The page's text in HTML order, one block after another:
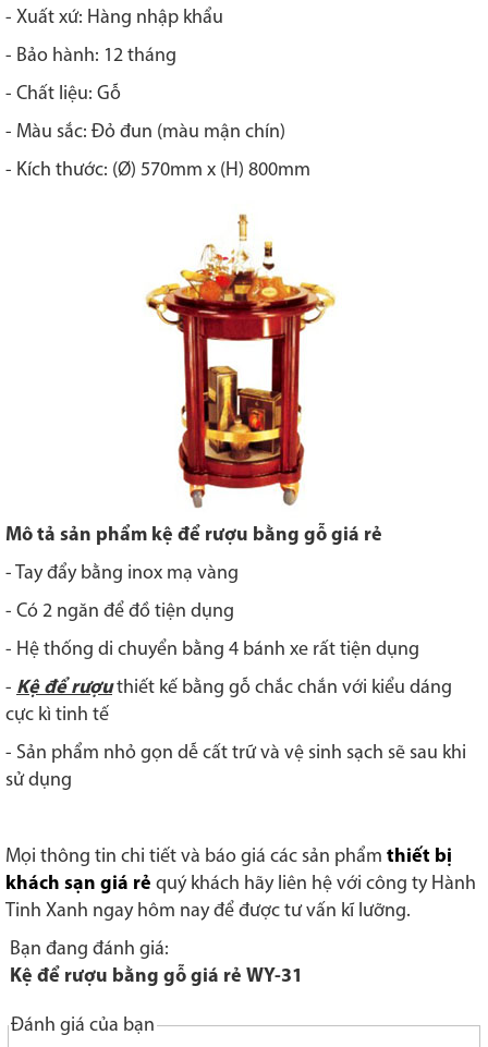
- Xuất xứ: Hàng nhập khẩu
- Bảo hành: 12 tháng
- Chất liệu: Gỗ
- Màu sắc: Đỏ đun (màu mận chín)
- Kích thước: (Ø) 570mm x (H) 800mm
Mô tả sản phẩm kệ để rượu bằng gỗ giá rẻ
- Tay đẩy bằng inox mạ vàng
- Có 2 ngăn để đồ tiện dụng
- Hệ thống di chuyển bằng 4 bánh xe rất tiện dụng
- Kệ để rượuthiết kế bằng gỗ chắc chắn với kiểu dáng
cực kì tinh tế
- Sản phẩm nhỏ gọn dễ cất trữ và vệ sinh sạch sẽ sau khi
sử dụng
Mọi thông tin chi tiết và báo giá các sản phẩm thiết bị
khách sạn giá rẻ quý khách hãy liên hệ với công ty Hành
Tinh Xanh ngay hôm nay để được tư vấn kĩ lưỡng.
Bạn đang đánh giá:
Kệ để rượu bằng gỗ giá rẻ WY-31
Đánh giá của bạn